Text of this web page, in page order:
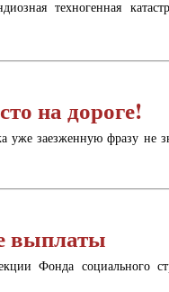
техногенная
на дороге!
уже заезженную фразу не
выплаты
Фонда социального